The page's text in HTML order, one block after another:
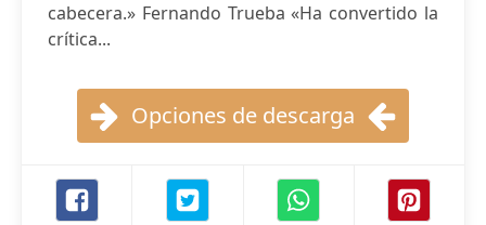
cabecera.» Fernando Trueba «Ha convertido la
crítica...
Opciones de descarga